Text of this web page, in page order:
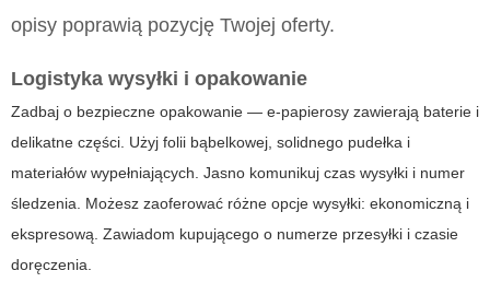
opisy poprawią pozycję Twojej oferty.
Logistyka wysyłki i opakowanie
Zadbaj o bezpieczne opakowanie — e-papierosy zawierają baterie i
delikatne części. Użyj folii bąbelkowej, solidnego pudełka i
materiałów wypełniających. Jasno komunikuj czas wysyłki i numer
śledzenia. Możesz zaoferować różne opcje wysyłki: ekonomiczną i
ekspresową. Zawiadom kupującego o numerze przesyłki i czasie
doręczenia.